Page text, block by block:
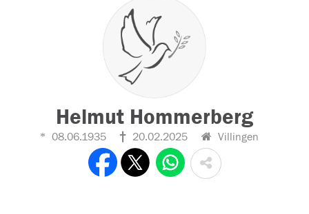
Helmut Hommerberg
08.06.1935 20.02.2025 Villingen